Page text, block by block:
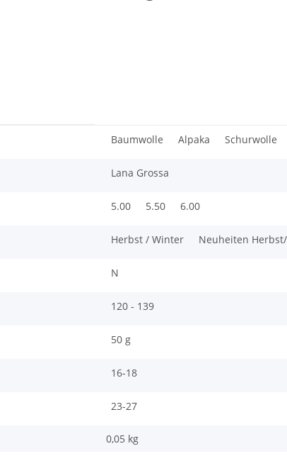
Baumwolle Alpaka Schurwolle
Lana Grossa
5.00 5.50 6.00
Herbst / Winter Neuheiten
N
120 - 139
50 g
16-18
23-27
0,05 kg